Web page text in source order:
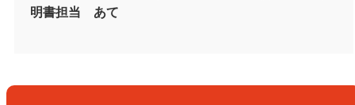
明書担当 あて